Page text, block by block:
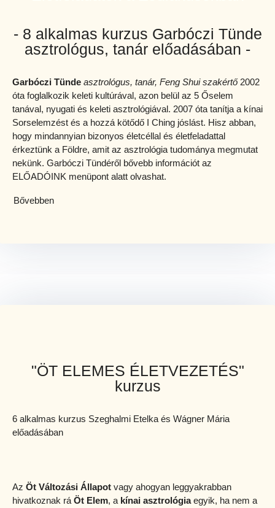
- 8 alkalmas kurzus Garbóczi Tünde
asztrológus, tanár előadásában -
Garbóczi Tünde asztrológus, tanár, Feng Shui szakértő2002
óta foglalkozik keleti kultúrával, azon belül az 5 Őselem
tanával, nyugati és keleti asztrológiával. 2007 óta tanítja a kínai
Sorselemzést és a hozzá kötődő I Ching jóslást. Hisz abban,
hogy mindannyian bizonyos életcéllal és életfeladattal
érkeztünk a Földre, amit az asztrológia tudománya megmutat
nekünk. Garbóczi Tündéről bővebb információt az
ELŐADÓINK menüpont alatt olvashat.
Bővebben
"ÖT ELEMES ÉLETVEZETÉS"
kurzus
6 alkalmas kurzus Szeghalmi Etelka és Wágner Mária
előadásában
Az Öt Változási Állapot vagy ahogyan leggyakrabban
hivatkoznak rá Öt Elem, a kínai asztrológiaegyik, ha nem a